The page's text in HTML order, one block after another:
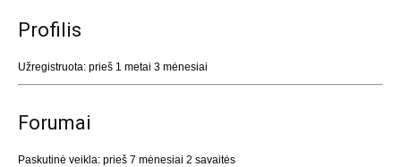
Profilis
Užregistruota: prieš 1 metai 3 mėnesiai
Forumai
Paskutinė veikla: prieš 7 mėnesiai 2 savaitės